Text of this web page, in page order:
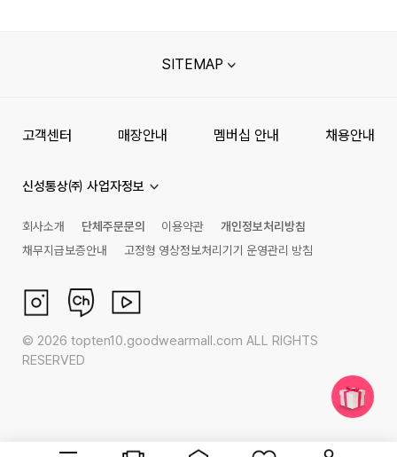
SITEMAP
고객센터 매장안내 멤버십 안내 채용안내
신성통상㈜ 사업자정보
회사소개 단체주문문의 이용약관
개인정보처리방침
채무지급보증안내
고정형 영상정보처리기기 운영관리 방침
© 2026 topten10.goodwearmall.com ALL RIGHTS
RESERVED